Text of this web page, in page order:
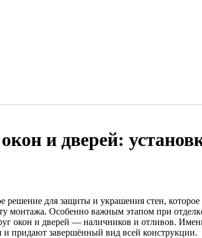
и дверей:
для защиты и украшения стен, которое
монтажа. Особенно важным этапом при
окон и дверей — наличников и отливов.
придают завершённый вид всей конструкции.